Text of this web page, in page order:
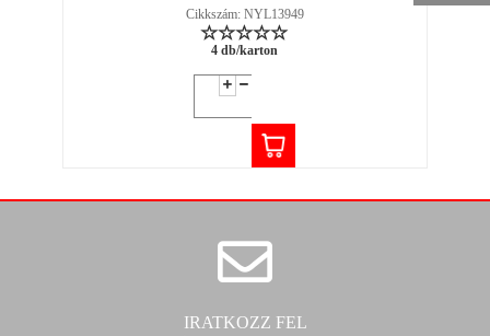
Cikkszám: NYL13949
4 db/karton
IRATKOZZ FEL